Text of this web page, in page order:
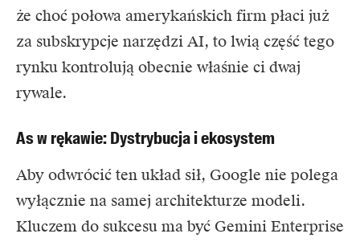
że choć połowa amerykańskich firm płaci już
za subskrypcje narzędzi AI, to lwią część tego
rynku kontrolują obecnie właśnie ci dwaj
rywale.
As w rękawie: Dystrybucja i ekosystem
Aby odwrócić ten układ sił, Google nie polega
wyłącznie na samej architekturze modeli.
Kluczem do sukcesu ma być Gemini Enterprise